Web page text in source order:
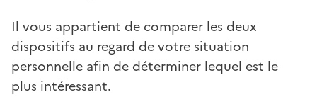
Il vous appartient de comparer les deux
dispositifs au regard de votre situation
personnelle afin de déterminer lequel est le
plus intéressant.